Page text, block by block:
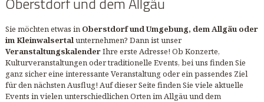
Sie möchten etwas in Oberstdorf und Umgebung, dem Allgäu oder
im Kleinwalsertalunternehmen? Dann ist unser
VeranstaltungskalenderIhre erste Adresse! Ob Konzerte,
Kulturveranstaltungen oder traditionelle Events, bei uns finden Sie
ganz sicher eine interessante Veranstaltung oder ein passendes Ziel
für den nächsten Ausflug! Auf dieser Seite finden Sie viele aktuelle
Events in vielen unterschiedlichen Orten im Allgäu und dem